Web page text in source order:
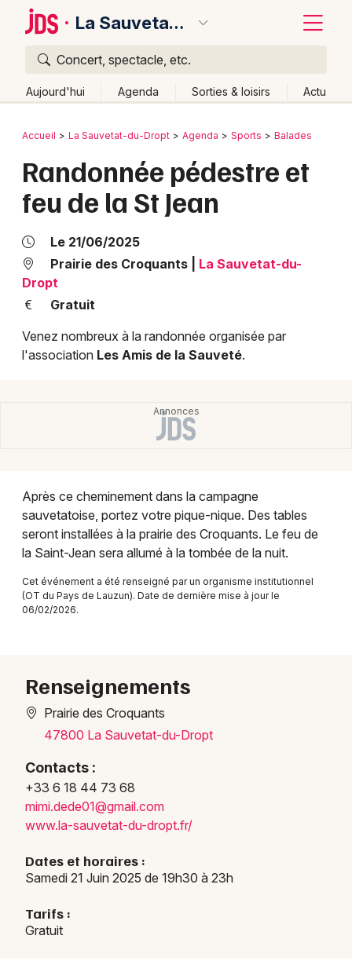
La Sauvetat-du-Dropt
Concert, spectacle, etc.
Aujourd'hui Agenda Sorties & loisirs Actu
Publier un événement
Grands événements
Activité & Expérience
Manifestations
Foires & salons
Soirées
Sorties famille
Sorties & loisirs
Balades en Nouvelle-Aquitaine
Newsletter des sorties
Artistes en tournée
Actus en Lot-et-Garonne
Bordeaux
Colmar
Lyon
Marseille
Montpellier
Strasbourg
Toulouse
Toutes les villes
Retour
Accueil La Sauvetat-du-Dropt Agenda Sports Balades
Randonnée pédestre et
feu de la St Jean
Le 21/06/2025
Prairie des Croquants
La Sauvetat-du-
Dropt
Gratuit
Venez nombreux à la randonnée organisée par
l'association Les Amis de la Sauveté.
Après ce cheminement dans la campagne
sauvetatoise, portez votre pique-nique. Des tables
seront installées à la prairie des Croquants. Le feu de
la Saint-Jean sera allumé à la tombée de la nuit.
Cet événement a été renseigné par un organisme institutionnel
(OT du Pays de Lauzun). Date de dernière mise à jour le
06/02/2026.
Renseignements
Prairie des Croquants
47800 La Sauvetat-du-Dropt
Contacts :
+33 6 18 44 73 68
mimi.dede01@gmail.com
www.la-sauvetat-du-dropt.fr/
Dates et horaires :
Samedi 21 Juin 2025 de 19h30 à 23h
Tarifs :
Gratuit
Quoi ?
Où ?
Aquitaine
Partout Près de moi Changer de lieu
Quand ?
Aujourd'hui
Demain